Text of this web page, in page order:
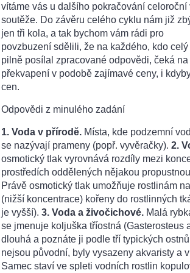
vítáme vás u dalšího pokračování celoroční
soutěže. Do závěru celého cyklu nám již
jen tři kola, a tak bychom vám rádi pro
povzbuzení sdělili, že na každého, kdo celý
pilně posílal zpracované odpovědi, čeká na
překvapení v podobě zajímavé ceny, i
cen.
Odpovědi z minulého zadání
1. Voda v přírodě. Místa, kde podzemní
se nazývají prameny (popř. vyvěračky). 2.
osmotický tlak vyrovnává rozdíly mezi
prostředích oddělených nějakou
Právě osmotický tlak umožňuje rostlinám
(nižší koncentrace) kořeny do rostlinných
je vyšší). 3. Voda a živočichové. Malá
se jmenuje koljuška tříostná (Gasterosteus
dlouhá a poznáte ji podle tří typických
nejsou původní, byly vysazeny akvaristy a
Samec staví ve spleti vodních rostlin